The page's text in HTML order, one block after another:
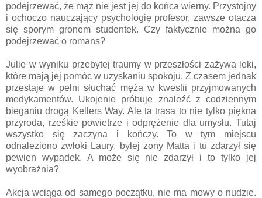
podejrzewać, że mąż nie jest jej do końca wierny. Przystojny
i ochoczo nauczający psychologię profesor, zawsze otacza
się sporym gronem studentek. Czy faktycznie można go
podejrzewać o romans?
Julie w wyniku przebytej traumy w przeszłości zażywa leki,
które mają jej pomóc w uzyskaniu spokoju. Z czasem jednak
przestaje w pełni słuchać męża w kwestii przyjmowanych
medykamentów. Ukojenie próbuje znaleźć z codziennym
bieganiu drogą Kellers Way. Ale ta trasa to nie tylko piękna
przyroda, rześkie powietrze i odprężenie dla umysłu. Tutaj
wszystko się zaczyna i kończy. To w tym miejscu
odnaleziono zwłoki Laury, byłej żony Matta i tu zdarzył się
pewien wypadek. A może się nie zdarzył i to tylko jej
wyobraźnia?
Akcja wciąga od samego początku, nie ma mowy o nudzie.